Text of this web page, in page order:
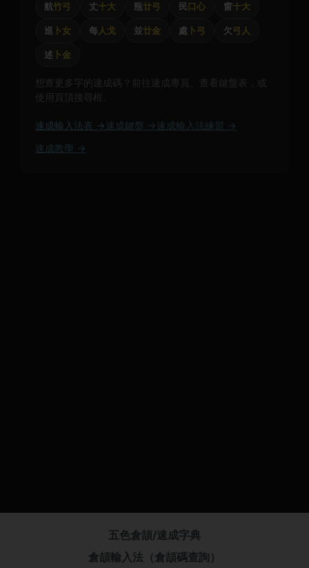
航竹弓 丈十大 瓶廿弓 民口心 窗十大
巡 卜女 每人戈 並廿金 處 卜弓 欠弓人
述 卜金
想查更多字的速成碼？前往速成專頁、查看鍵盤表，或
使用頁頂搜尋框。
速成輸入法表 → 速成鍵盤 → 速成輸入法練習 →
速成教學 →
五色倉頡/速成字典
倉頡輸入法（倉頡碼查詢）